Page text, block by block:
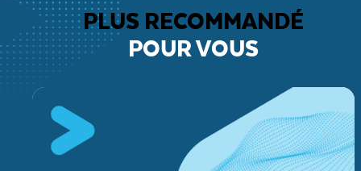
PLUS RECOMMANDÉ
POUR VOUS